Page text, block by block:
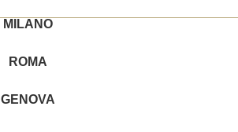
MILANO
ROMA
GENOVA